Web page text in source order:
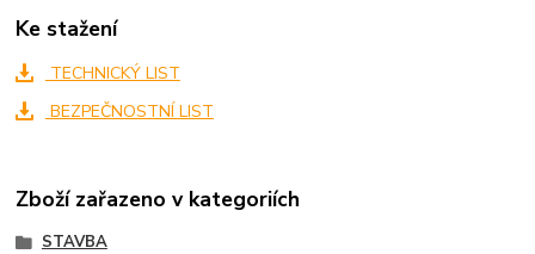
Ke stažení
TECHNICKÝ LIST
BEZPEČNOSTNÍ LIST
Zboží zařazeno v kategoriích
STAVBA